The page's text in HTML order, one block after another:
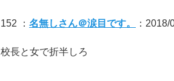
152 ： 名無しさん＠涙目です。 ：
校長と女で折半しろ